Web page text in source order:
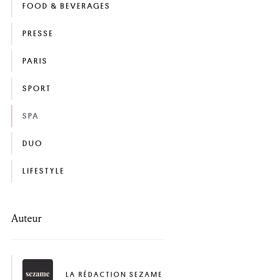
FOOD & BEVERAGES
PRESSE
PARIS
SPORT
SPA
DUO
LIFESTYLE
Auteur
LA RÉDACTION SEZAME